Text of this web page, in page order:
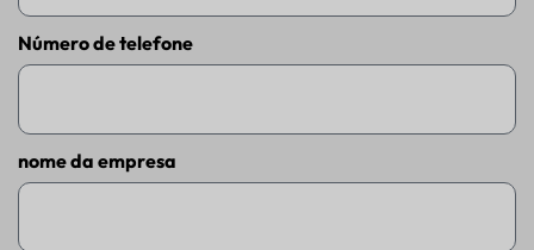
Número de telefone
nome da empresa